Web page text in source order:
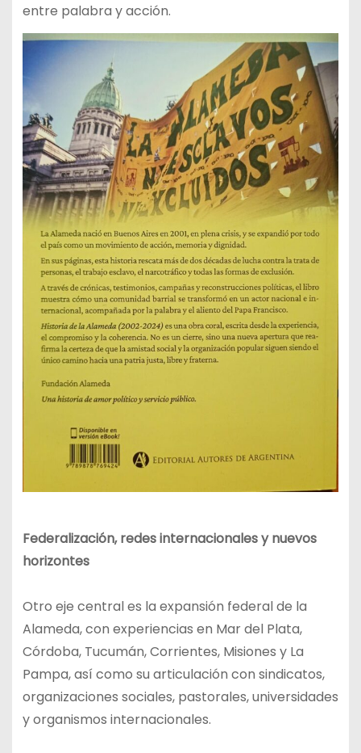
entre palabra y acción.
Federalización, redes internacionales y nuevos
horizontes
Otro eje central es la expansión federal de la
Alameda, con experiencias en Mar del Plata,
Córdoba, Tucumán, Corrientes, Misiones y La
Pampa, así como su articulación con sindicatos,
organizaciones sociales, pastorales, universidades
y organismos internacionales.